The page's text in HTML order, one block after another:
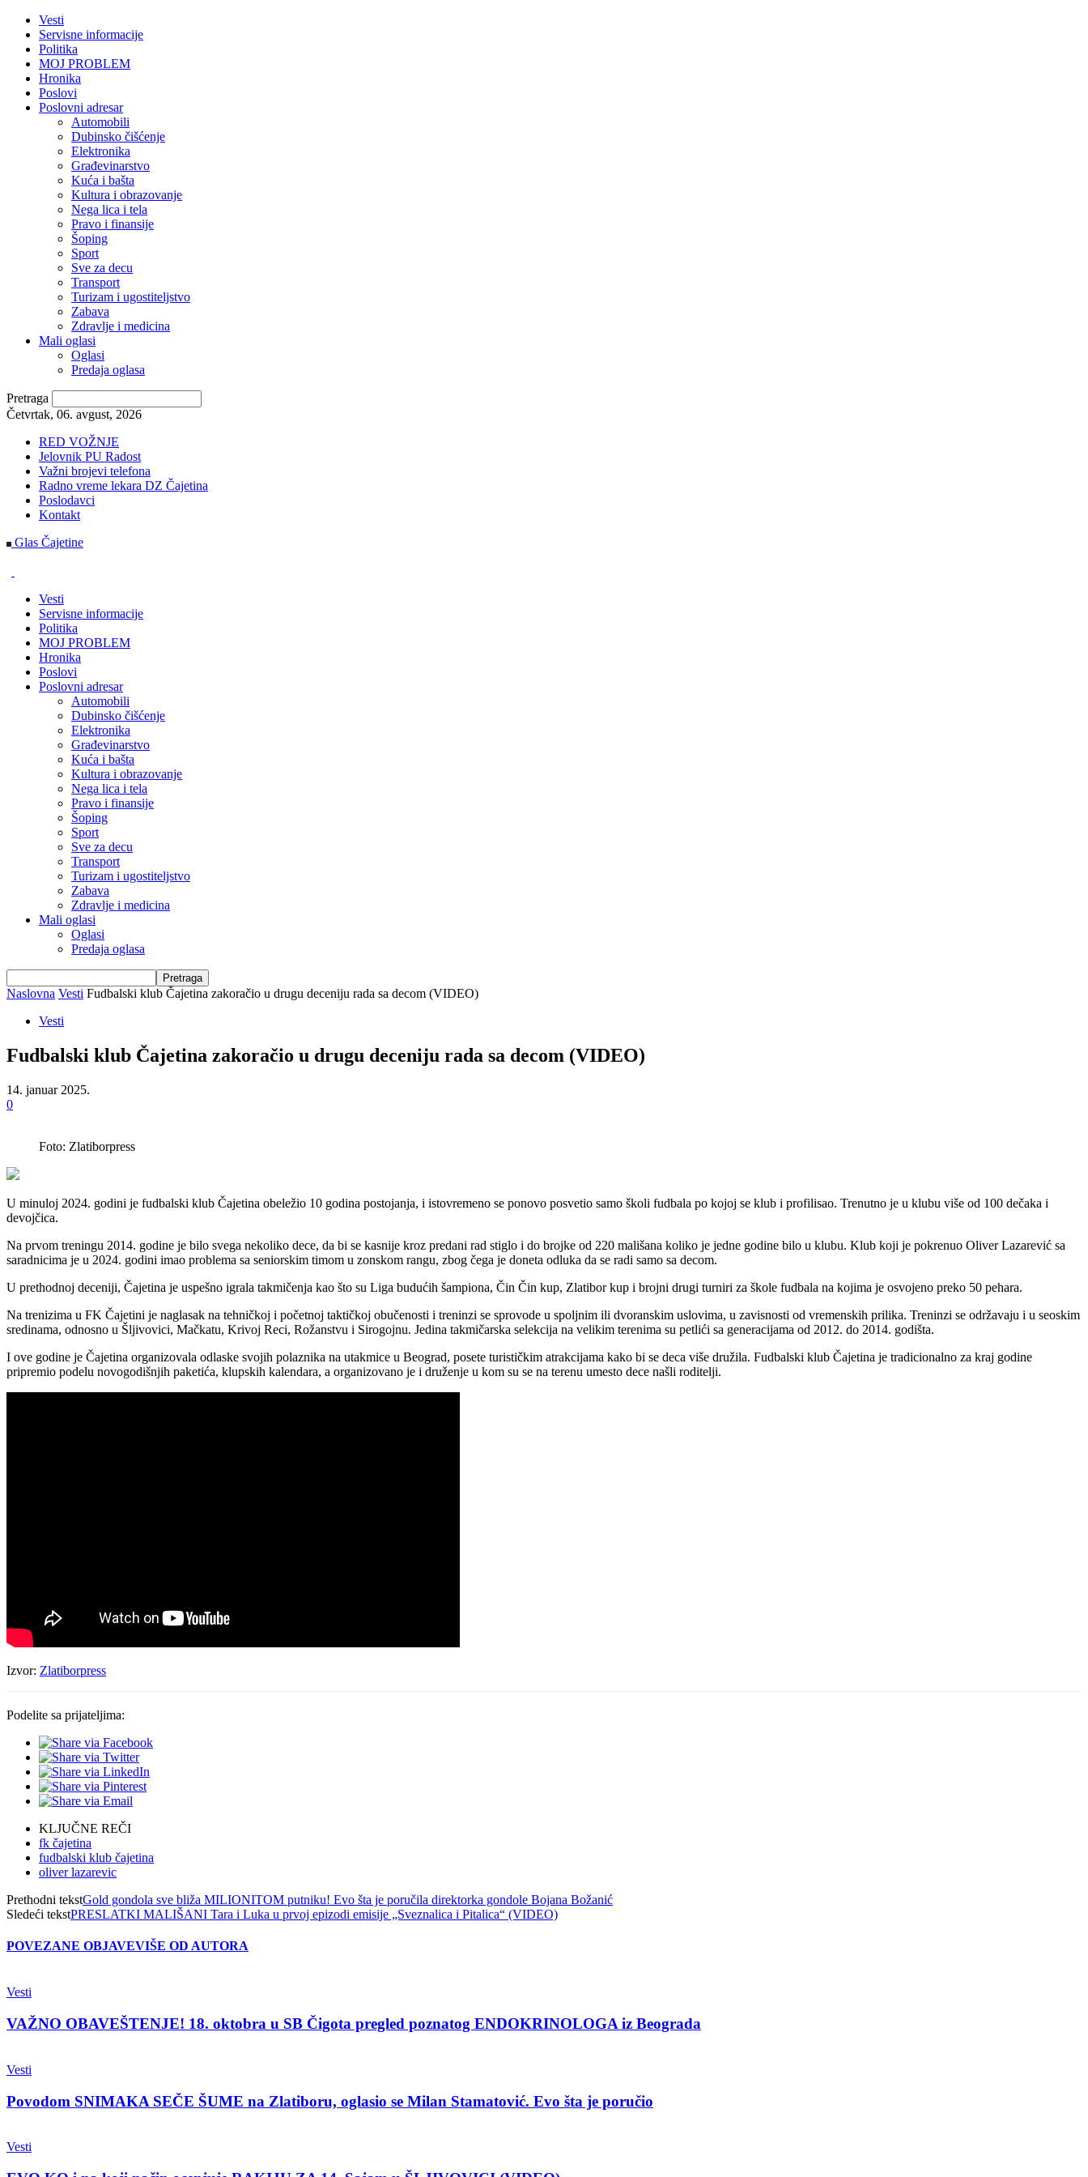
Vesti
Servisne informacije
Politika
MOJ PROBLEM
Hronika
Poslovi
Poslovni adresar
Automobili
Dubinsko čišćenje
Elektronika
Građevinarstvo
Kuća i bašta
Kultura i obrazovanje
Nega lica i tela
Pravo i finansije
Šoping
Sport
Sve za decu
Transport
Turizam i ugostiteljstvo
Zabava
Zdravlje i medicina
Mali oglasi
Oglasi
Predaja oglasa
Pretraga
Četvrtak, 06. avgust, 2026
RED VOŽNJE
Jelovnik PU Radost
Važni brojevi telefona
Radno vreme lekara DZ Čajetina
Poslodavci
Kontakt
Glas Čajetine
Vesti
Servisne informacije
Politika
MOJ PROBLEM
Hronika
Poslovi
Poslovni adresar
Automobili
Dubinsko čišćenje
Elektronika
Građevinarstvo
Kuća i bašta
Kultura i obrazovanje
Nega lica i tela
Pravo i finansije
Šoping
Sport
Sve za decu
Transport
Turizam i ugostiteljstvo
Zabava
Zdravlje i medicina
Mali oglasi
Oglasi
Predaja oglasa
Naslovna Vesti Fudbalski klub Čajetina zakoračio u drugu deceniju rada sa decom (VIDEO)
Vesti
Fudbalski klub Čajetina zakoračio u drugu deceniju rada sa decom (VIDEO)
14. januar 2025.
0
Foto: Zlatiborpress
U minuloj 2024. godini je fudbalski klub Čajetina obeležio 10 godina postojanja, i istovremeno se ponovo posvetio samo školi fudbala po kojoj se klub i profilisao. Trenutno je u klubu više od 100 dečaka i
devojčica.
Na prvom treningu 2014. godine je bilo svega nekoliko dece, da bi se kasnije kroz predani rad stiglo i do brojke od 220 mališana koliko je jedne godine bilo u klubu. Klub koji je pokrenuo Oliver Lazarević sa
saradnicima je u 2024. godini imao problema sa seniorskim timom u zonskom rangu, zbog čega je doneta odluka da se radi samo sa decom.
U prethodnoj deceniji, Čajetina je uspešno igrala takmičenja kao što su Liga budućih šampiona, Čin Čin kup, Zlatibor kup i brojni drugi turniri za škole fudbala na kojima je osvojeno preko 50 pehara.
Na trenizima u FK Čajetini je naglasak na tehničkoj i početnoj taktičkoj obučenosti i treninzi se sprovode u spoljnim ili dvoranskim uslovima, u zavisnosti od vremenskih prilika. Treninzi se održavaju i u seoskim
sredinama, odnosno u Šljivovici, Mačkatu, Krivoj Reci, Rožanstvu i Sirogojnu. Jedina takmičarska selekcija na velikim terenima su petlići sa generacijama od 2012. do 2014. godišta.
I ove godine je Čajetina organizovala odlaske svojih polaznika na utakmice u Beograd, posete turističkim atrakcijama kako bi se deca više družila. Fudbalski klub Čajetina je tradicionalno za kraj godine
pripremio podelu novogodišnjih paketića, klupskih kalendara, a organizovano je i druženje u kom su se na terenu umesto dece našli roditelji.
Izvor: Zlatiborpress
Podelite sa prijateljima:
KLJUČNE REČI
fk čajetina
fudbalski klub čajetina
oliver lazarevic
Prethodni tekstGold gondola sve bliža MILIONITOM putniku! Evo šta je poručila direktorka gondole Bojana Božanić
Sledeći tekstPRESLATKI MALIŠANI Tara i Luka u prvoj epizodi emisije „Sveznalica i Pitalica“ (VIDEO)
POVEZANE OBJAVEVIŠE OD AUTORA
Vesti
VAŽNO OBAVEŠTENJE! 18. oktobra u SB Čigota pregled poznatog ENDOKRINOLOGA iz Beograda
Vesti
Povodom SNIMAKA SEČE ŠUME na Zlatiboru, oglasio se Milan Stamatović. Evo šta je poručio
Vesti